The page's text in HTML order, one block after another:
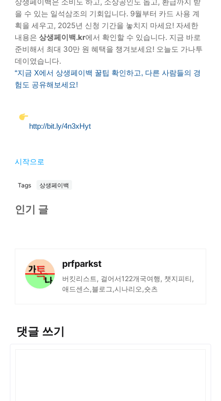
을 수 있는 일석삼조의 기회입니다. 9월부터 카드 사용 계
획을 세우고, 2025년 신청 기간을 놓치지 마세요! 자세한
내용은 상생페이백.kr에서 확인할 수 있습니다. 지금 바로
준비해서 최대 30만 원 혜택을 챙겨보세요! 오늘도 가나투
데이였습니다.
“지금 X에서 상생페이백 꿀팁 확인하고, 다른 사람들의 경
험도 공유해보세요!
http://bit.ly/4n3xHyt
시작으로
Tags 상생페이백
인기 글
prfparkst
버킷리스트, 걸어서122개국여행, 챗지피티,
애드센스,블로그,시나리오,숏츠
댓글 쓰기